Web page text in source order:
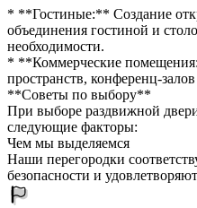
* **Гостиные:** Создание
объединения гостиной и
необходимости.
* **Коммерческие
пространств, конференц-
**Советы по выбору**
При выборе раздвижной
следующие факторы:
Чем мы выделяемся
Наши перегородки
безопасности и